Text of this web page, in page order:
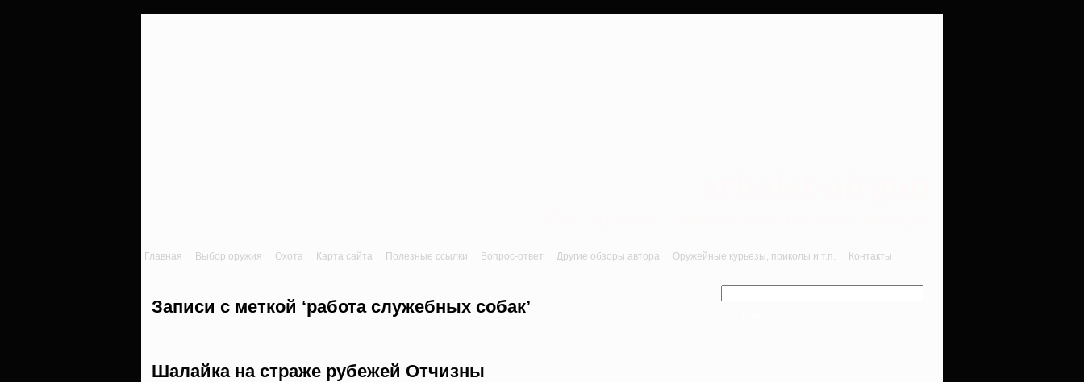
Главная Выбор оружия Охота Карта сайта Полезные ссылки Вопрос-ответ Другие обзоры автора Оружейные курьезы, приколы и т.п. Контакты
Записи с меткой ‘работа служебных собак’
Шалайка на страже рубежей Отчизны